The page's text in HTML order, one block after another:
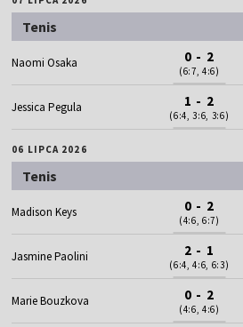
Tenis
Naomi Osaka 0 - 2
(6:7, 4:6)
Jessica Pegula 1 - 2
(6:4, 3:6, 3:6)
06 LIPCA 2026
Tenis
Madison Keys 0 - 2
(4:6, 6:7)
Jasmine Paolini 2 - 1
(6:4, 4:6, 6:3)
Marie Bouzkova 0 - 2
(4:6, 4:6)